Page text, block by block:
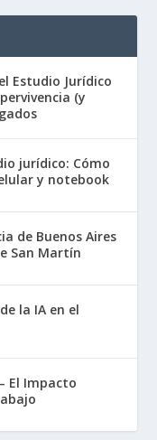
Estudio Jurídico
(y
jurídico: Cómo
y notebook
de Buenos Aires
San Martín
la IA en el
El Impacto